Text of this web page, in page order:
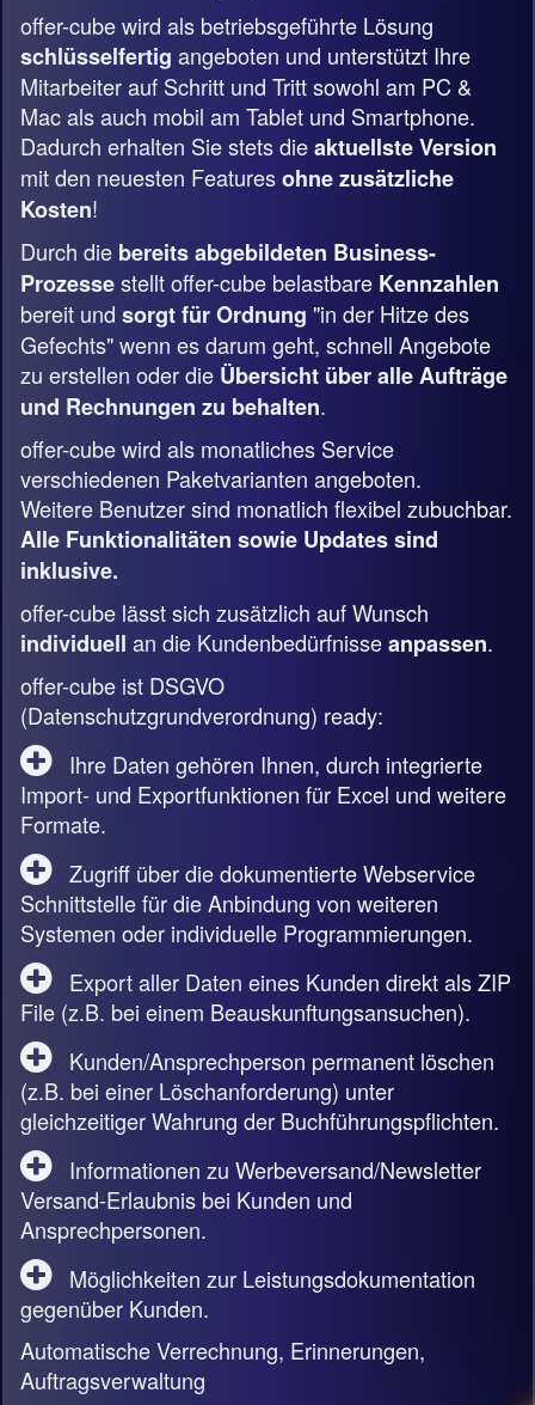
offer-cube wird als betriebsgeführte Lösung
schlüsselfertig angeboten und unterstützt Ihre
Mitarbeiter auf Schritt und Tritt sowohl am PC &
Mac als auch mobil am Tablet und Smartphone.
Dadurch erhalten Sie stets dieaktuellste Version
mit den neuesten Featuresohne zusätzliche
Kosten!
Durch die bereits abgebildeten Business-
Prozessestellt offer-cube belastbare Kennzahlen
bereit und sorgt für Ordnung "in der Hitze des
Gefechts" wenn es darum geht, schnell Angebote
zu erstellen oder die Übersicht über alle Aufträge
und Rechnungen zu behalten.
offer-cube wird als monatliches Service
verschiedenen Paketvarianten angeboten.
Weitere Benutzer sind monatlich flexibel zubuchbar.
Alle Funktionalitäten sowie Updates sind
inklusive.
offer-cube lässt sich zusätzlich auf Wunsch
individuell an die Kundenbedürfnisseanpassen.
offer-cube ist DSGVO
(Datenschutzgrundverordnung) ready:
Ihre Daten gehören Ihnen, durch integrierte
Import- und Exportfunktionen für Excel und weitere
Formate.
Zugriff über die dokumentierte Webservice
Schnittstelle für die Anbindung von weiteren
Systemen oder individuelle Programmierungen.
Export aller Daten eines Kunden direkt als ZIP
File (z.B. bei einem Beauskunftungsansuchen).
Kunden/Ansprechperson permanent löschen
(z.B. bei einer Löschanforderung) unter
gleichzeitiger Wahrung der Buchführungspflichten.
Informationen zu Werbeversand/Newsletter
Versand-Erlaubnis bei Kunden und
Ansprechpersonen.
Möglichkeiten zur Leistungsdokumentation
gegenüber Kunden.
Automatische Verrechnung, Erinnerungen,
Auftragsverwaltung